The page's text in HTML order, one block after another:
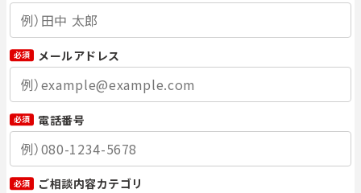
メールアドレス
必須
電話番号
必須
ご相談内容カテゴリ
必須